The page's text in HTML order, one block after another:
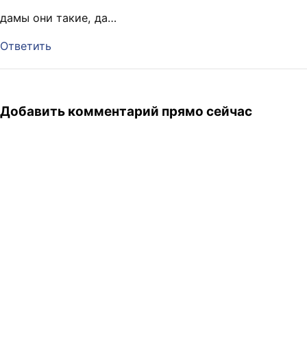
дамы они такие, да…
Ответить
Добавить комментарий прямо сейчас